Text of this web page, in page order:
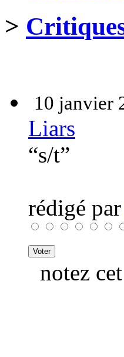
>
10 janvier
Liars
“s/t”
rédigé par
notez